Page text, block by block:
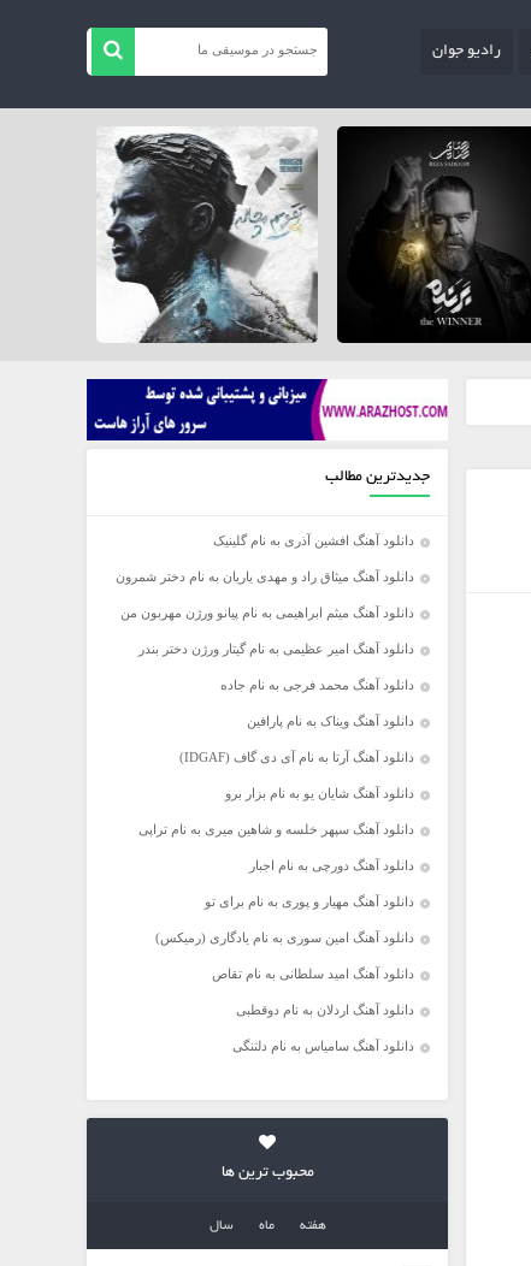
رادیو جوان
جدیدترین مطالب
دانلود آهنگ افشین آذری به نام گلینیک
دانلود آهنگ میثاق راد و مهدی یاریان به نام دختر شمرون
دانلود آهنگ میثم ابراهیمی به نام پیانو ورژن مهربون من
دانلود آهنگ امیر عظیمی به نام گیتار ورژن دختر بندر
دانلود آهنگ محمد فرجی به نام جاده
دانلود آهنگ ویناک به نام پارافین
دانلود آهنگ آرتا به نام آی دی گاف (IDGAF)
دانلود آهنگ شایان یو به نام بزار برو
دانلود آهنگ سپهر خلسه و شاهین میری به نام تراپی
دانلود آهنگ دورچی به نام اجبار
دانلود آهنگ مهیار و پوری به نام برای تو
دانلود آهنگ امین سوری به نام یادگاری (رمیکس)
دانلود آهنگ امید سلطانی به نام تقاص
دانلود آهنگ اردلان به نام دوقطبی
دانلود آهنگ سامیاس به نام دلتنگی
محبوب ترین ها
هفته ماه سال